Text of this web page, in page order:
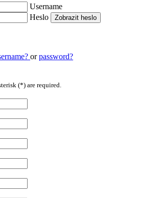
Username
Heslo
Zobrazit heslo
orpassword?
(*) are required.